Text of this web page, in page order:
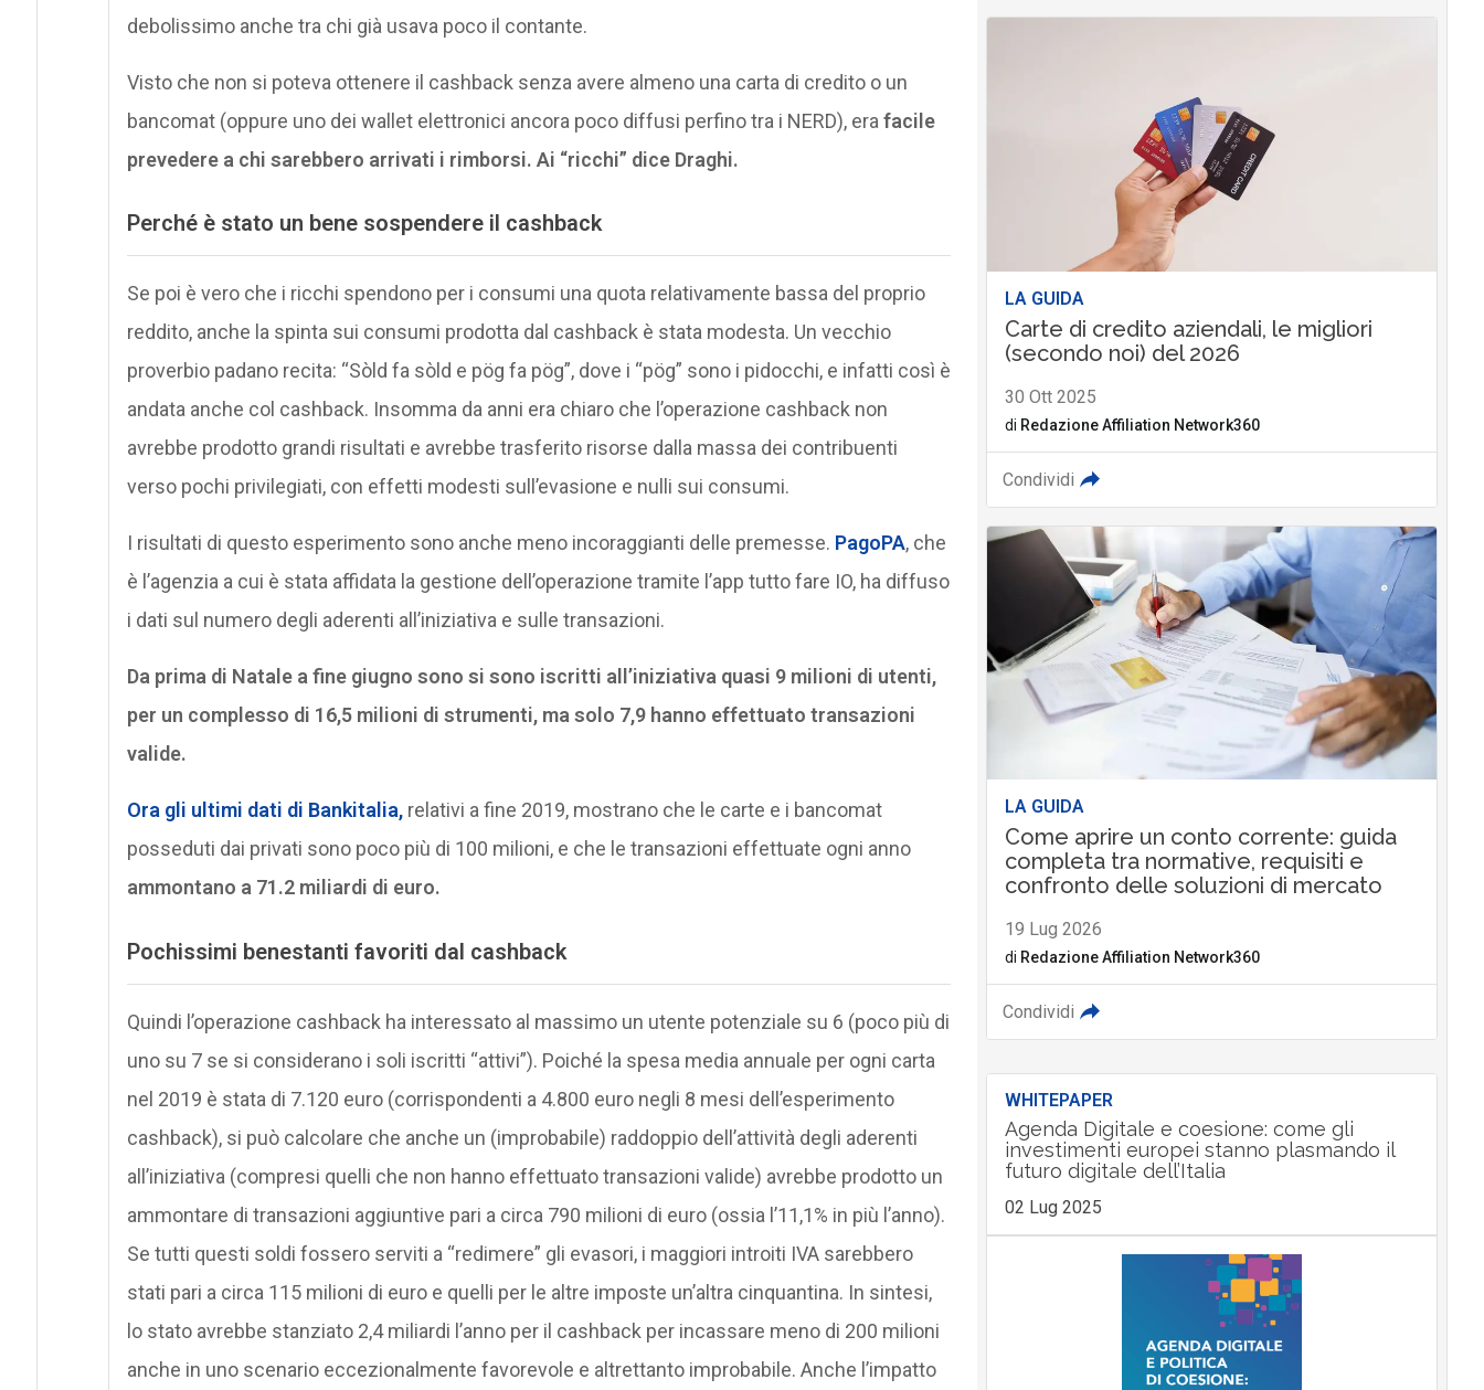
debolissimo anche tra chi già usava poco il contante.
Visto che non si poteva ottenere il cashback senza avere almeno una carta di credito o un
bancomat (oppure uno dei wallet elettronici ancora poco diffusi perfino tra i NERD), era facile
prevedere a chi sarebbero arrivati i rimborsi. Ai “ricchi” dice Draghi.
Perché è stato un bene sospendere il cashback
Se poi è vero che i ricchi spendono per i consumi una quota relativamente bassa del proprio
reddito, anche la spinta sui consumi prodotta dal cashback è stata modesta. Un vecchio
proverbio padano recita: “Sòld fa sòld e pög fa pög”, dove i “pög” sono i pidocchi, e infatti così è
andata anche col cashback. Insomma da anni era chiaro che l’operazione cashback non
avrebbe prodotto grandi risultati e avrebbe trasferito risorse dalla massa dei contribuenti
verso pochi privilegiati, con effetti modesti sull’evasione e nulli sui consumi.
I risultati di questo esperimento sono anche meno incoraggianti delle premesse. PagoPA, che
è l’agenzia a cui è stata affidata la gestione dell’operazione tramite l’app tutto fare IO, ha diffuso
i dati sul numero degli aderenti all’iniziativa e sulle transazioni.
Da prima di Natale a fine giugno sono si sono iscritti all’iniziativa quasi 9 milioni di utenti,
per un complesso di 16,5 milioni di strumenti, ma solo 7,9 hanno effettuato transazioni
valide.
Ora gli ultimi dati di Bankitalia,relativi a fine 2019, mostrano che le carte e i bancomat
posseduti dai privati sono poco più di 100 milioni, e che le transazioni effettuate ogni anno
ammontano a 71.2 miliardi di euro.
Pochissimi benestanti favoriti dal cashback
Quindi l’operazione cashback ha interessato al massimo un utente potenziale su 6 (poco più di
uno su 7 se si considerano i soli iscritti “attivi”). Poiché la spesa media annuale per ogni carta
nel 2019 è stata di 7.120 euro (corrispondenti a 4.800 euro negli 8 mesi dell’esperimento
cashback), si può calcolare che anche un (improbabile) raddoppio dell’attività degli aderenti
all’iniziativa (compresi quelli che non hanno effettuato transazioni valide) avrebbe prodotto un
ammontare di transazioni aggiuntive pari a circa 790 milioni di euro (ossia l’11,1% in più l’anno).
Se tutti questi soldi fossero serviti a “redimere” gli evasori, i maggiori introiti IVA sarebbero
stati pari a circa 115 milioni di euro e quelli per le altre imposte un’altra cinquantina. In sintesi,
lo stato avrebbe stanziato 2,4 miliardi l’anno per il cashback per incassare meno di 200 milioni
anche in uno scenario eccezionalmente favorevole e altrettanto improbabile. Anche l’impatto
LA GUIDA
Carte di credito aziendali, le migliori
(secondo noi) del 2026
30 Ott 2025
di Redazione Affiliation Network360
Condividi
LA GUIDA
Come aprire un conto corrente: guida
completa tra normative, requisiti e
confronto delle soluzioni di mercato
19 Lug 2026
di Redazione Affiliation Network360
Condividi
WHITEPAPER
Agenda Digitale e coesione: come gli
investimenti europei stanno plasmando il
futuro digitale dell’Italia
02 Lug 2025